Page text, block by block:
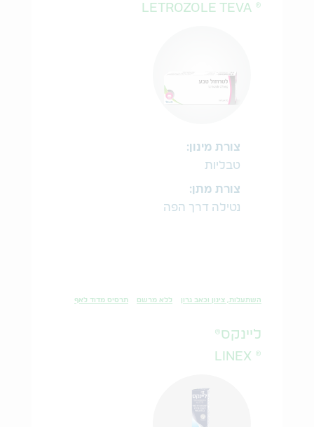
® LETROZOLE TEVA
צורת מינון:
טבליות
צורת מתן:
נטילה דרך הפה
השתעלות, צינון וכאב גרון ללא מרשם תרסיס מדוד לאף
ליינקס®
® LINEX